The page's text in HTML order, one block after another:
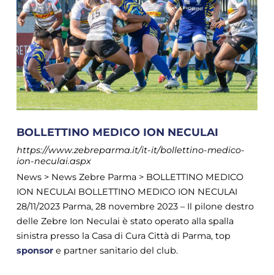
BOLLETTINO MEDICO ION NECULAI
https://www.zebreparma.it/it-it/bollettino-medico-
ion-neculai.aspx
News > News Zebre Parma > BOLLETTINO MEDICO
ION NECULAI BOLLETTINO MEDICO ION NECULAI
28/11/2023 Parma, 28 novembre 2023 – Il pilone destro
delle Zebre Ion Neculai è stato operato alla spalla
sinistra presso la Casa di Cura Città di Parma, top
sponsore partner sanitario del club.